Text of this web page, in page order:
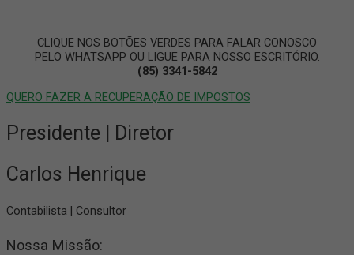
CLIQUE NOS BOTÕES VERDES PARA FALAR CONOSCO
PELO WHATSAPP OU LIGUE PARA NOSSO ESCRITÓRIO.
(85) 3341-5842
QUERO FAZER A RECUPERAÇÃO DE IMPOSTOS
Presidente | Diretor
Carlos Henrique
Contabilista | Consultor
Nossa Missão: